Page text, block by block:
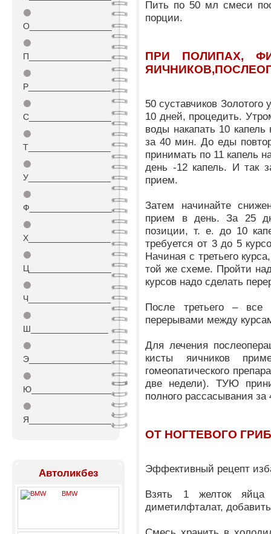
⚫
О_________________
⚫
П_________________
⚫
Р_________________
⚫
С_________________
⚫
Т_________________
⚫
У_________________
⚫
Ф_________________
⚫
Х_________________
⚫
Ц_________________
⚫
Ч_________________
⚫
Ш________________
⚫
Э_________________
⚫
Ю_________________
⚫
Я_________________
Автоликбез
BMW
Пить по 50 мл смеси
порции.
ПРИ ПОЛИПАХ,
50 суставчиков Золотого
10 дней, процедить.
воды накапать 10
за 40 мин. До еды
принимать по 11 капель
день -12 капель. И так
прием.
Затем начинайте
прием в день. За 25
позиции, т. е. до 10
требуется от 3 до 5
Начиная с третьего
той же схеме. Пройти
курсов надо сделать
После третьего – все
перерывами между
Для лечения
кисты яичников
гомеопатического
две недели). ТУЮ
полного рассасывания
ОТ НОГТЕВОГО
Эффективный рецепт
Взять 1 желток
диметилфталат,